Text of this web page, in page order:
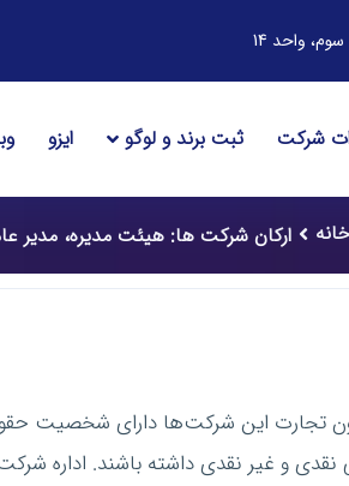
شرکت ثبت برند و لوگو ایزو
خانه ارکان شرکت ها: هیئت مدیره، مدیر
تجارت این شرکت‌ها دارای شخصیت
و غیر نقدی داشته باشند. اداره